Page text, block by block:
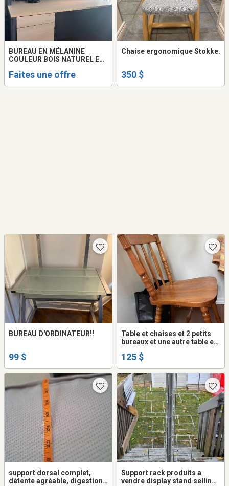
BUREAU EN MÉLANINE
COULEUR BOIS NATUREL ET
Faites une offre
Chaise ergonomique Stokke.
350 $
BUREAU D'ORDINATEUR!!
99 $
Table et chaises et 2 petits
bureaux et une autre table en
125 $
support dorsal complet,
détente agréable, digestion
Support rack produits a
vendre display stand selling